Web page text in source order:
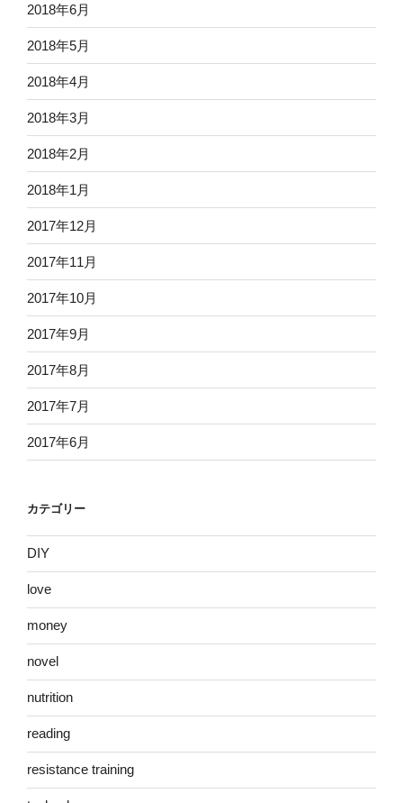
2018年6月
2018年5月
2018年4月
2018年3月
2018年2月
2018年1月
2017年12月
2017年11月
2017年10月
2017年9月
2017年8月
2017年7月
2017年6月
カテゴリー
DIY
love
money
novel
nutrition
reading
resistance training